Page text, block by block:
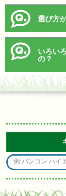
選び方
いろい
の？